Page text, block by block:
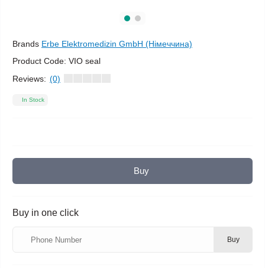
Brands Erbe Elektromedizin GmbH (Німеччина)
Product Code: VIO seal
Reviews: (0)
In Stock
Buy
Buy in one click
Buy